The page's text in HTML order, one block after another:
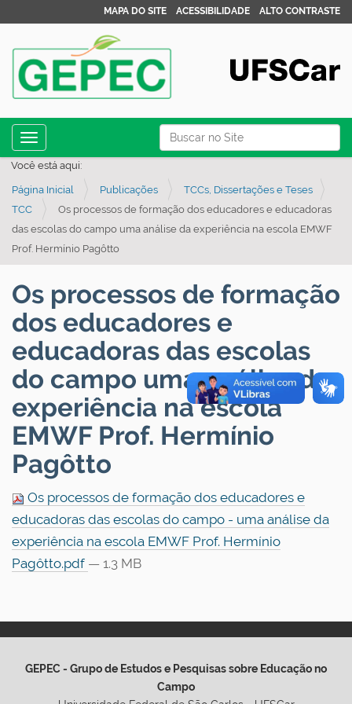
Busca
Busca Avançada…
MAPA DO SITE ACESSIBILIDADE ALTO CONTRASTE
Toggle navigation
Você está aqui:
Página Inicial Publicações
TCCs, Dissertações e Teses
TCC
Os processos de formação dos educadores e educadoras
das escolas do campo uma análise da experiência na escola EMWF
Prof. Hermínio Pagôtto
Os processos de formação
dos educadores e
educadoras das escolas
do campo uma análise da
experiência na escola
EMWF Prof. Hermínio
Pagôtto
Os processos de formação dos educadores e
educadoras das escolas do campo - uma análise da
experiência na escola EMWF Prof. Hermínio
Pagôtto.pdf — 1.3 MB
GEPEC - Grupo de Estudos e Pesquisas sobre Educação no
Campo